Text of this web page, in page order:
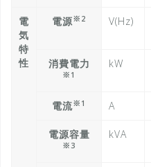
電
気
特
性
電源※2 V(Hz)
消費電力
※1
kW
電流※1 A
電源容量
※3
kVA